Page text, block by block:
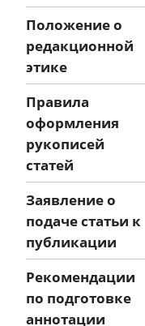
Положение о
редакционной
этике
Правила
оформления
рукописей
статей
Заявление о
подаче статьи к
публикации
Рекомендации
по подготовке
аннотации